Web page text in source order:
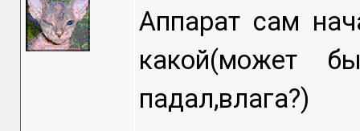
Аппарат сам
какой(может
падал,влага?)